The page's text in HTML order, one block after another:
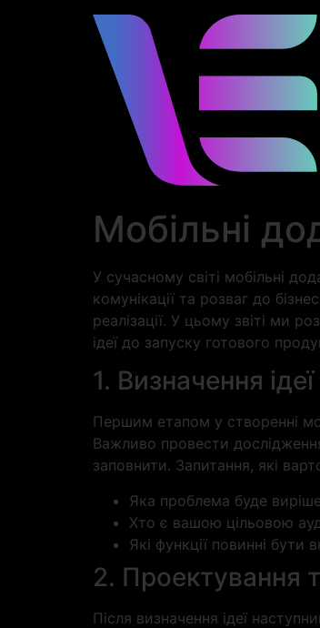
Мобільні
У сучасному світі мобільні
комунікації та розваг до
реалізації. У цьому звіті ми
ідеї до запуску готового
1. Визначення ідеї
Першим етапом у створенні
Важливо провести
заповнити. Запитання, які
Яка проблема буде
Хто є вашою цільовою
Які функції повинні
2. Проектування
Після визначення ідеї